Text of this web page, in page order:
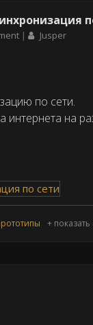
Jusper
по сети.
на
+